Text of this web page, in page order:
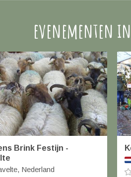
evenementen
Brink Festijn -
Nederland